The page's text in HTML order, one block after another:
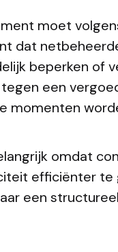
moet
dat
beperken of
een
momenten
omdat
efficiënter te
een